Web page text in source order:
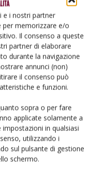
e i nostri partner
memorizzare e/o
Il consenso a queste
partner di elaborare
durante la navigazione
annunci (non)
il consenso può
e funzioni.
sopra o per fare
applicate solamente a
in qualsiasi
utilizzando i
sul pulsante di gestione
schermo.
fino al